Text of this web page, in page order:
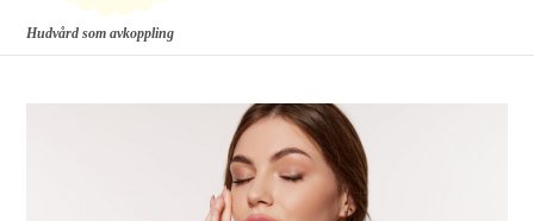
Hudvård som avkoppling